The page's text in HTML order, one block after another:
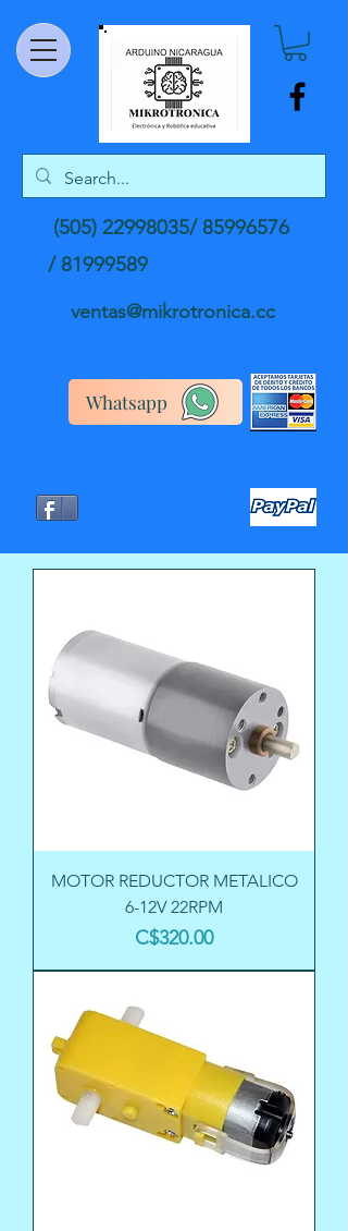
(505) 22998035/85996576
/81999589
ventas@mikrotronica.cc
Whatsapp
MOTOR REDUCTOR METALICO
6-12V 22RPM
Precio
C$320.00